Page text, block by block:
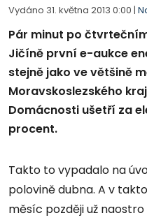
Vydáno 31. května 2013 0:00 |
Pár minut po
Jičíně první e-aukce
stejně jako ve většině
Moravskoslezského
Domácnosti ušetří za
procent.
Takto to vypadalo na
polovině dubna. A v
měsíc později už